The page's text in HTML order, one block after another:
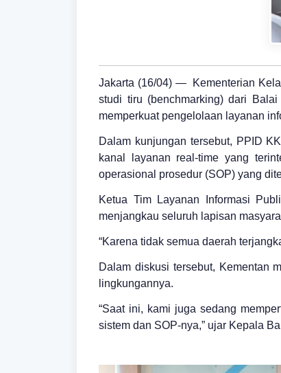
Jakarta (16/04) — Kementerian
studi tiru (benchmarking) dari
memperkuat pengelolaan layanan
Dalam kunjungan tersebut, PPID
kanal layanan real-time yang
operasional prosedur (SOP) yang
Ketua Tim Layanan Informasi
menjangkau seluruh lapisan
“Karena tidak semua daerah
Dalam diskusi tersebut, Kementan
lingkungannya.
“Saat ini, kami juga sedang
sistem dan SOP-nya,” ujar Kepala